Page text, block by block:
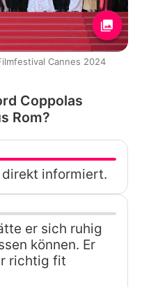
Cannes 2024
Coppolas
Rom?
direkt informiert.
er sich ruhig
können. Er
richtig fit